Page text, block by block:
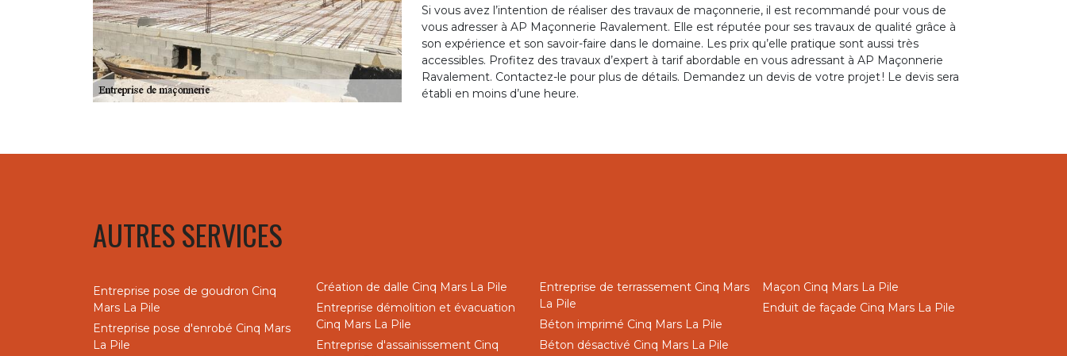
Si vous avez l’intention de réaliser des travaux de maçonnerie, il est recommandé pour vous de
vous adresser à AP Maçonnerie Ravalement. Elle est réputée pour ses travaux de qualité grâce à
son expérience et son savoir-faire dans le domaine. Les prix qu’elle pratique sont aussi très
accessibles. Profitez des travaux d’expert à tarif abordable en vous adressant à AP Maçonnerie
Ravalement. Contactez-le pour plus de détails. Demandez un devis de votre projet ! Le devis sera
établi en moins d’une heure.
AUTRES SERVICES
Entreprise pose de goudron Cinq
Mars La Pile
Entreprise pose d'enrobé Cinq Mars
La Pile
Création de dalle Cinq Mars La Pile
Entreprise démolition et évacuation
Cinq Mars La Pile
Entreprise d'assainissement Cinq
Entreprise de terrassement Cinq Mars
La Pile
Béton imprimé Cinq Mars La Pile
Béton désactivé Cinq Mars La Pile
Maçon Cinq Mars La Pile
Enduit de façade Cinq Mars La Pile